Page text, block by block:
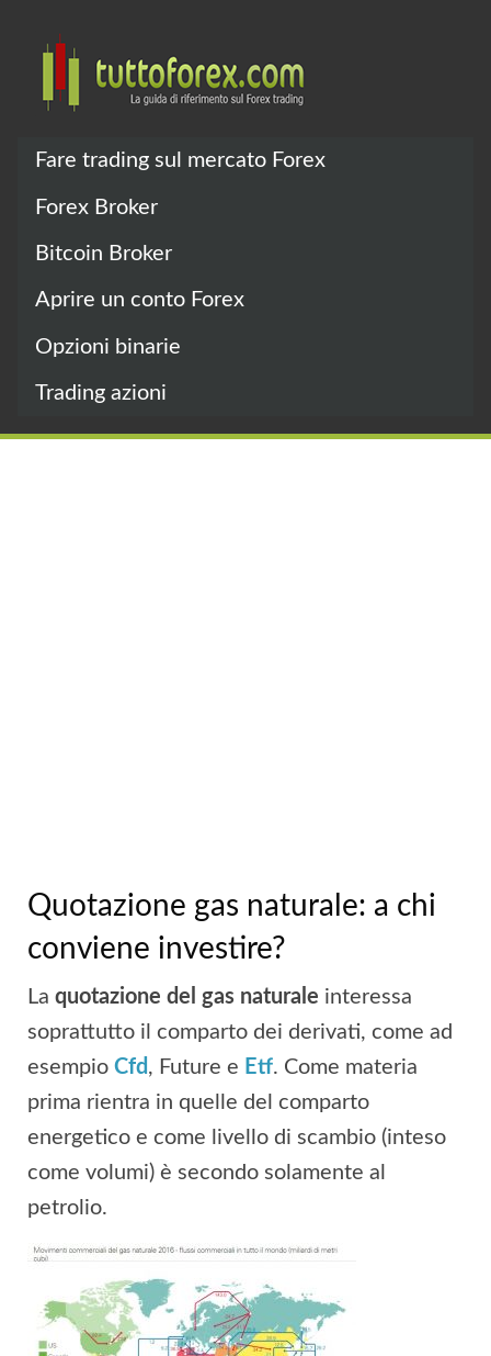
Fare trading sul mercato Forex
Forex Broker
Bitcoin Broker
Aprire un conto Forex
Opzioni binarie
Trading azioni
Quotazione gas naturale: a chi
conviene investire?
La quotazione del gas naturale interessa
soprattutto il comparto dei derivati, come ad
esempio Cfd , Future e Etf. Come materia
prima rientra in quelle del comparto
energetico e come livello di scambio (inteso
come volumi) è secondo solamente al
petrolio.